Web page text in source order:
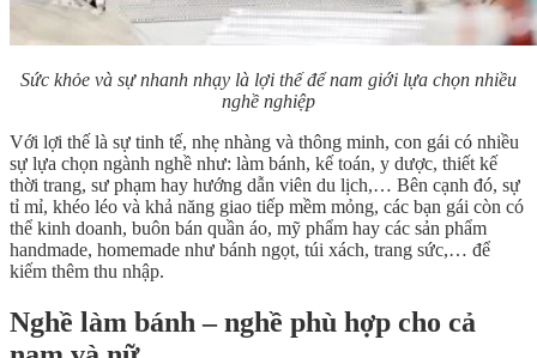
Sức khỏe và sự nhanh nhạy là lợi thế để nam giới lựa chọn nhiều
nghề nghiệp
Với lợi thế là sự tinh tế, nhẹ nhàng và thông minh, con gái có nhiều
sự lựa chọn ngành nghề như: làm bánh, kế toán, y dược, thiết kế
thời trang, sư phạm hay hướng dẫn viên du lịch,… Bên cạnh đó, sự
tỉ mỉ, khéo léo và khả năng giao tiếp mềm mỏng, các bạn gái còn có
thể kinh doanh, buôn bán quần áo, mỹ phẩm hay các sản phẩm
handmade, homemade như bánh ngọt, túi xách, trang sức,… để
kiếm thêm thu nhập.
Nghề làm bánh – nghề phù hợp cho cả